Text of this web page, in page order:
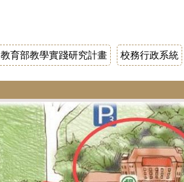
教育部教學實踐研究計畫 校務行政系統